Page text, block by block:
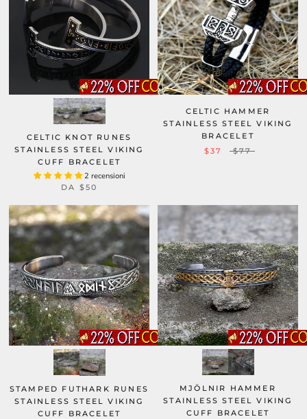
CELTIC KNOT RUNES
STAINLESS STEEL VIKING
CUFF BRACELET
2 recensioni
DA $50
CELTIC HAMMER
STAINLESS STEEL VIKING
BRACELET
$37
$77
STAMPED FUTHARK RUNES
STAINLESS STEEL VIKING
CUFF BRACELET
MJÖLNIR HAMMER
STAINLESS STEEL VIKING
CUFF BRACELET